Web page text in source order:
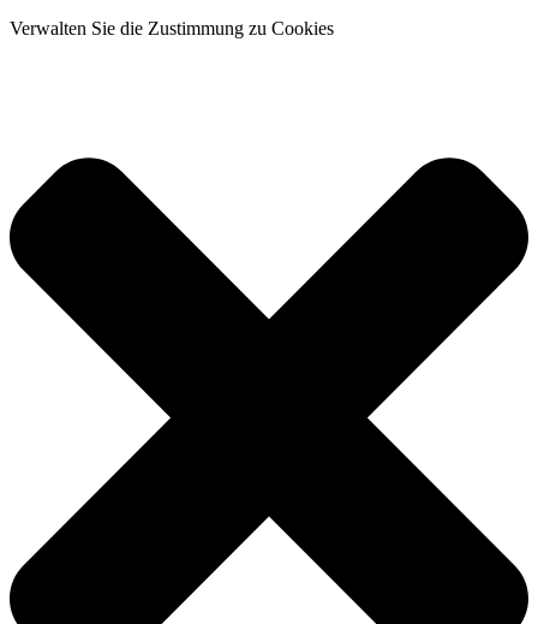
Verwalten Sie die Zustimmung zu Cookies